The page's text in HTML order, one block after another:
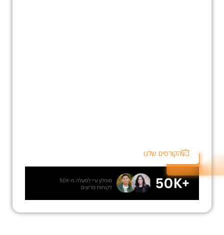
הקורסים שלנו